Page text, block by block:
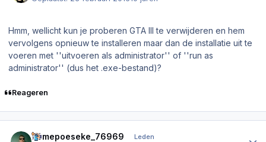
Hmm, wellicht kun je proberen GTA III te verwijderen en hem
vervolgens opnieuw te installeren maar dan de installatie uit te
voeren met ''uitvoeren als administrator'' of ''run as
administrator'' (dus het .exe-bestand)?
Reageren
homepoeseke_76969 Leden